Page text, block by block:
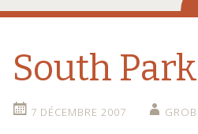
South
7 DÉCEMBRE 2007